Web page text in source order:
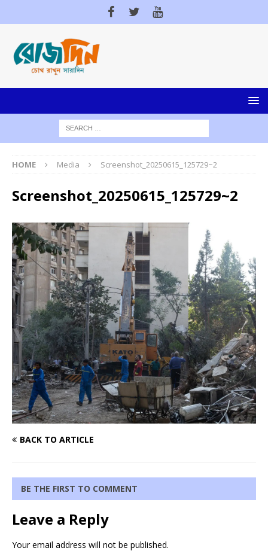
HOME Media Screenshot_20250615_125729~2
Screenshot_20250615_125729~2
BACK TO ARTICLE
BE THE FIRST TO COMMENT
Leave a Reply
Your email address will not be published.